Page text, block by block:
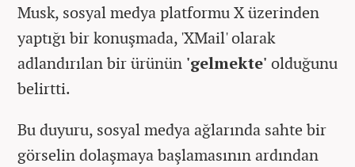
Musk, sosyal medya platformu X üzerinden
yaptığı bir konuşmada, 'XMail' olarak
adlandırılan bir ürünün 'gelmekte' olduğunu
belirtti.
Bu duyuru, sosyal medya ağlarında sahte bir
görselin dolaşmaya başlamasının ardından